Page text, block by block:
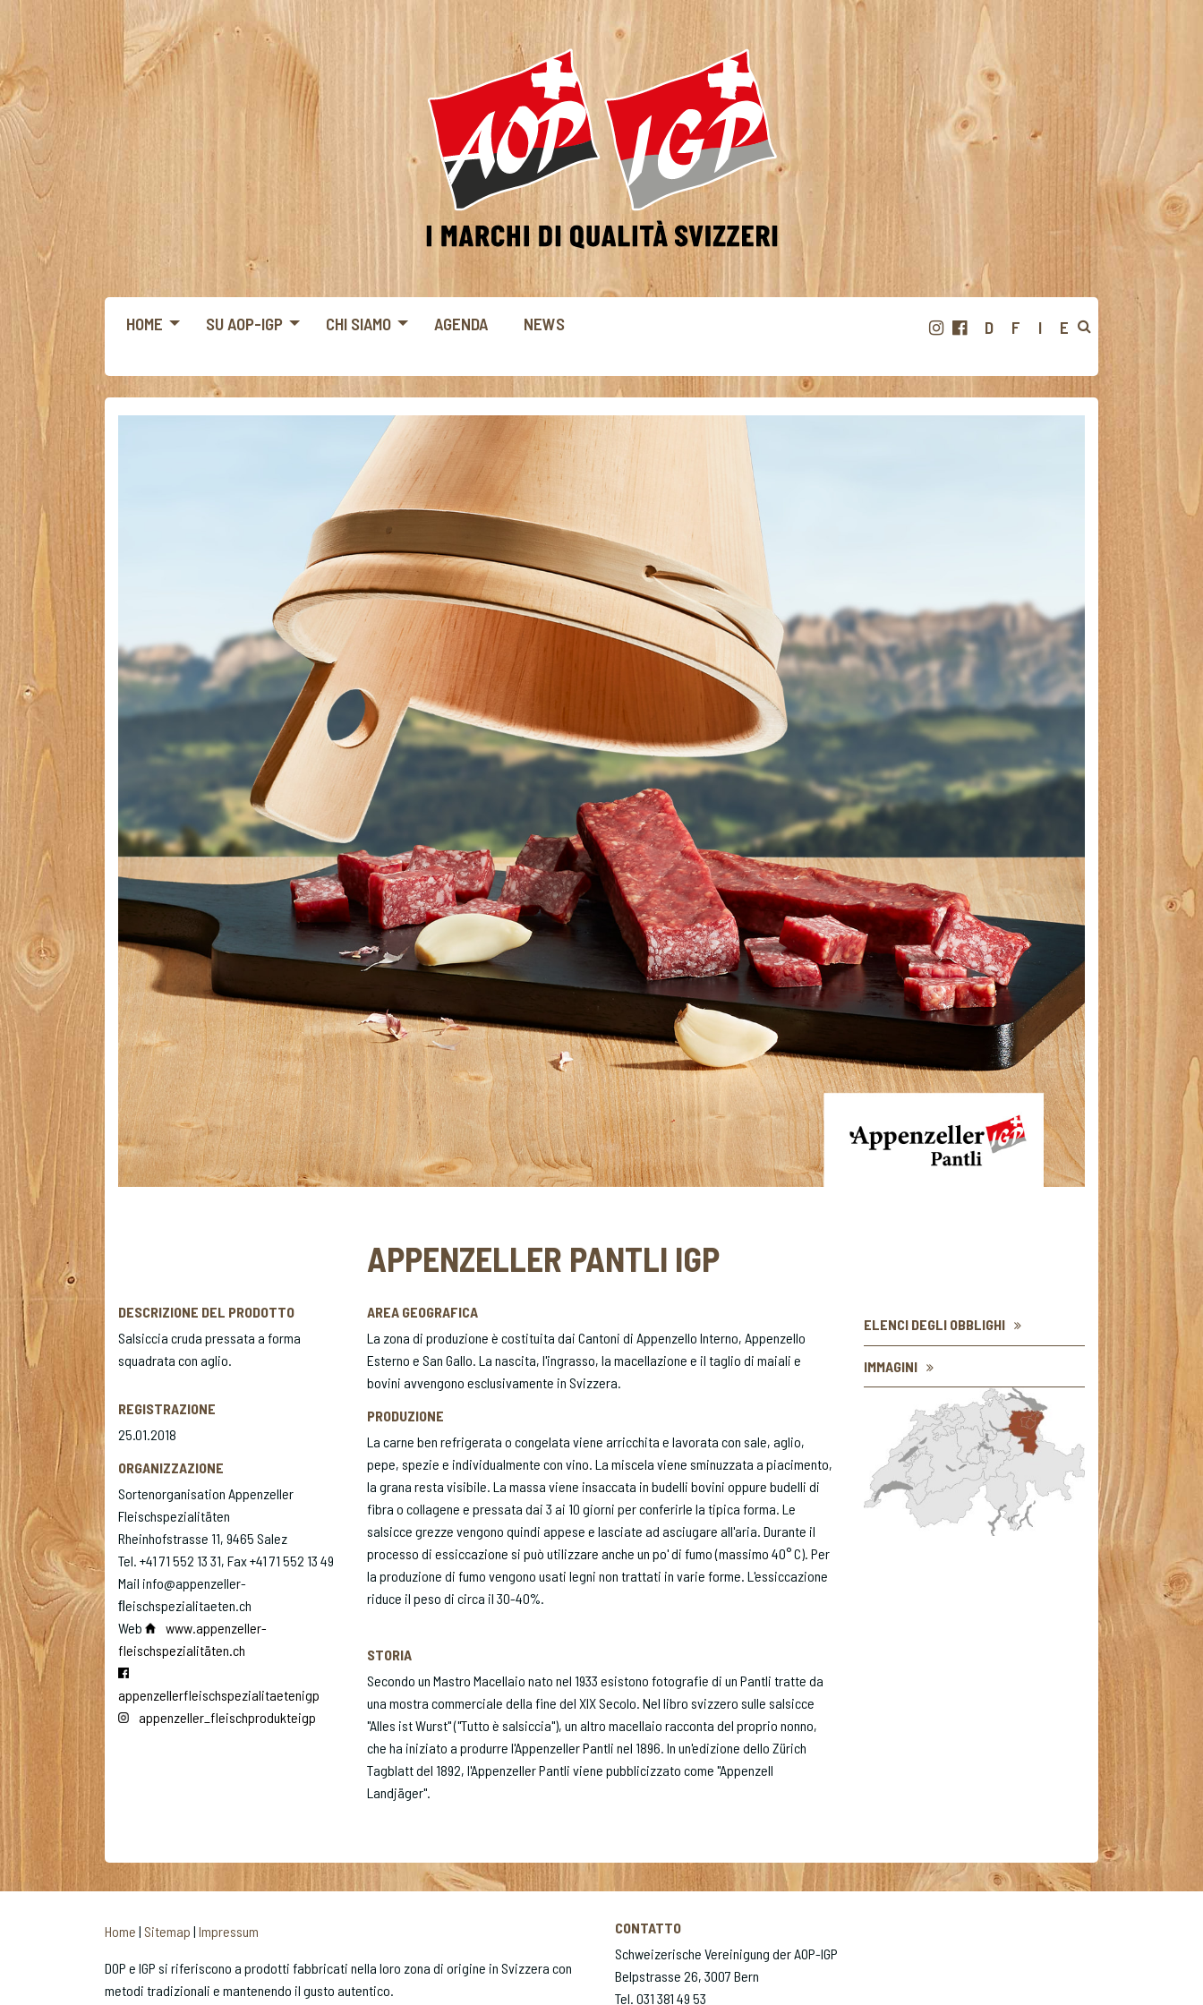
HOME SU AOP-IGP CHI SIAMO AGENDA NEWS D F I E
APPENZELLER PANTLI IGP
DESCRIZIONE DEL PRODOTTO
Salsiccia cruda pressata a forma
squadrata con aglio.
REGISTRAZIONE
25.01.2018
ORGANIZZAZIONE
Sortenorganisation Appenzeller
Fleischspezialitäten
Rheinhofstrasse 11, 9465 Salez
Tel. +41 71 552 13 31, Fax +41 71 552 13 49
Mail info@appenzeller-
ﬂeischspezialitaeten.ch
Web
www.appenzeller-
fleischspezialitäten.ch
appenzellerfleischspezialitaetenigp
appenzeller_fleischprodukteigp
AREA GEOGRAFICA
La zona di produzione è costituita dai Cantoni di Appenzello Interno, Appenzello
Esterno e San Gallo. La nascita, l'ingrasso, la macellazione e il taglio di maiali e
bovini avvengono esclusivamente in Svizzera.
PRODUZIONE
La carne ben refrigerata o congelata viene arricchita e lavorata con sale, aglio,
pepe, spezie e individualmente con vino. La miscela viene sminuzzata a piacimento,
la grana resta visibile. La massa viene insaccata in budelli bovini oppure budelli di
fibra o collagene e pressata dai 3 ai 10 giorni per conferirle la tipica forma. Le
salsicce grezze vengono quindi appese e lasciate ad asciugare all'aria. Durante il
processo di essiccazione si può utilizzare anche un po' di fumo (massimo 40° C). Per
la produzione di fumo vengono usati legni non trattati in varie forme. L'essiccazione
riduce il peso di circa il 30-40%.
STORIA
Secondo un Mastro Macellaio nato nel 1933 esistono fotografie di un Pantli tratte da
una mostra commerciale della fine del XIX Secolo. Nel libro svizzero sulle salsicce
"Alles ist Wurst" ("Tutto è salsiccia"), un altro macellaio racconta del proprio nonno,
che ha iniziato a produrre l'Appenzeller Pantli nel 1896. In un'edizione dello Zürich
Tagblatt del 1892, l'Appenzeller Pantli viene pubblicizzato come "Appenzell
Landjäger".
ELENCI DEGLI OBBLIGHI
IMMAGINI
Home | Sitemap | Impressum
DOP e IGP si riferiscono a prodotti fabbricati nella loro zona di origine in Svizzera con
metodi tradizionali e mantenendo il gusto autentico.
CONTATTO
Schweizerische Vereinigung der AOP-IGP
Belpstrasse 26, 3007 Bern
Tel. 031 381 49 53